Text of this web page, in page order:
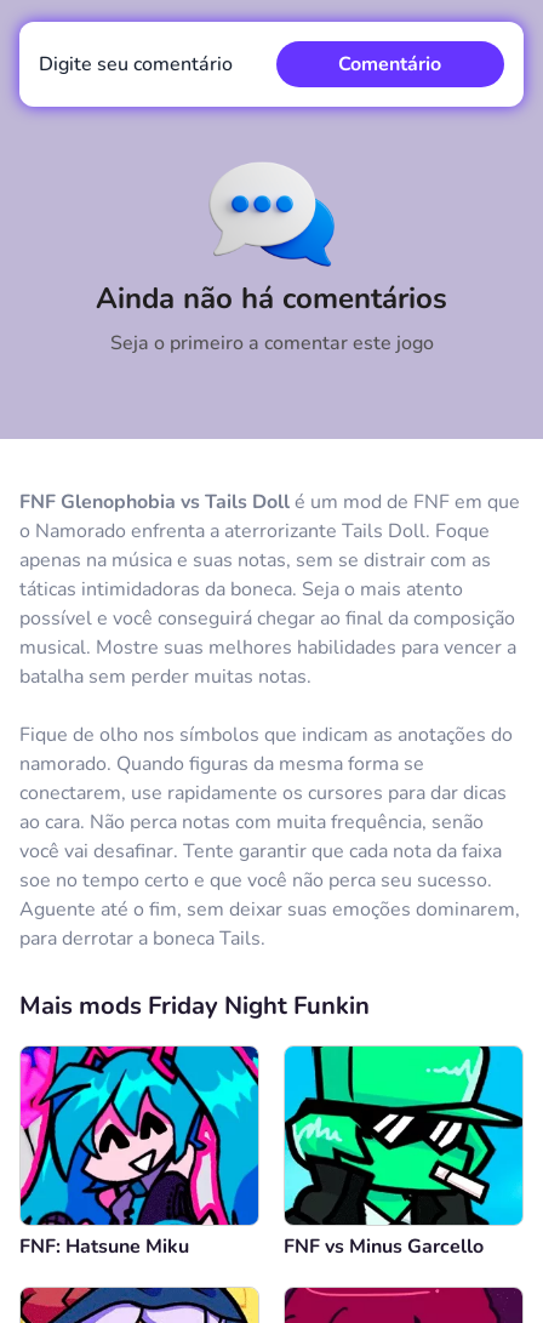
FNF Glenophobia vs Tails Dollé um mod de FNF em que
o Namorado enfrenta a aterrorizante Tails Doll. Foque
apenas na música e suas notas, sem se distrair com as
táticas intimidadoras da boneca. Seja o mais atento
possível e você conseguirá chegar ao final da composição
musical. Mostre suas melhores habilidades para vencer a
batalha sem perder muitas notas.
Fique de olho nos símbolos que indicam as anotações do
namorado. Quando figuras da mesma forma se
conectarem, use rapidamente os cursores para dar dicas
ao cara. Não perca notas com muita frequência, senão
você vai desafinar. Tente garantir que cada nota da faixa
soe no tempo certo e que você não perca seu sucesso.
Aguente até o fim, sem deixar suas emoções dominarem,
para derrotar a boneca Tails.
Ainda não há comentários
Seja o primeiro a comentar este jogo
Digite seu comentário Comentário
Mais mods Friday Night Funkin
FNF: Hatsune Miku FNF vs Minus Garcello